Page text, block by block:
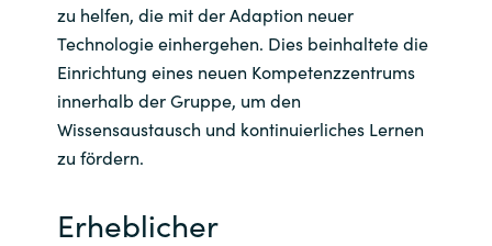
zu helfen, die mit der Adaption neuer
Technologie einhergehen. Dies beinhaltete die
Einrichtung eines neuen Kompetenzzentrums
innerhalb der Gruppe, um den
Wissensaustausch und kontinuierliches Lernen
zu fördern.
Erheblicher